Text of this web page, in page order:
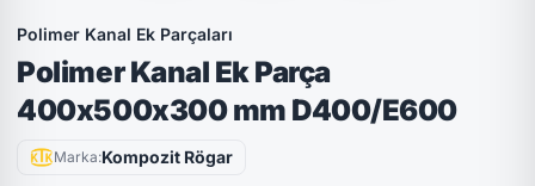
Polimer Kanal Ek Parçaları
Polimer Kanal Ek Parça
400x500x300 mm D400/E600
Marka:Kompozit Rögar